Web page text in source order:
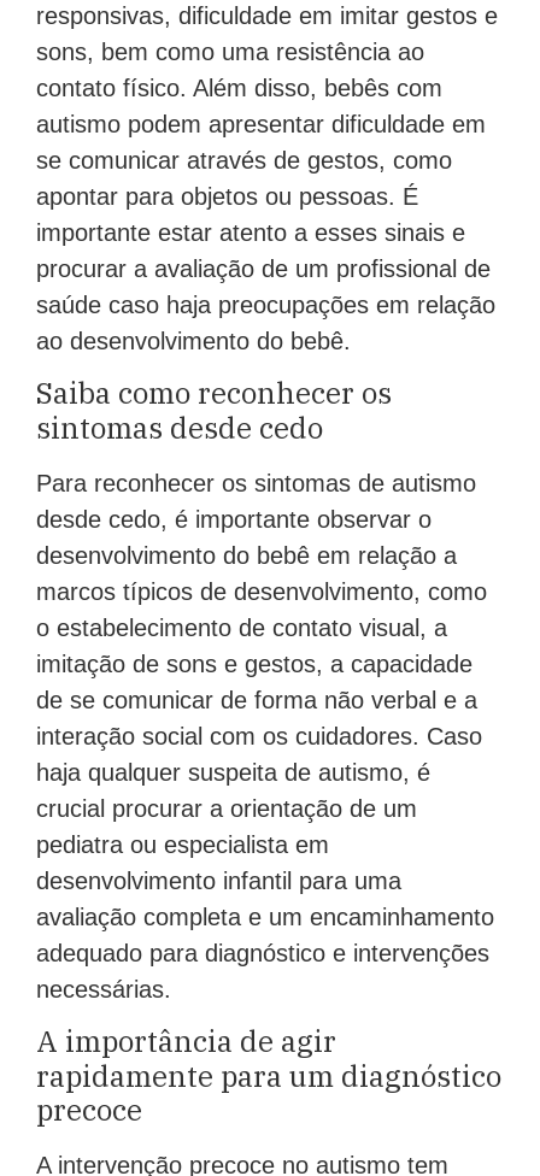
responsivas, dificuldade em imitar gestos e
sons, bem como uma resistência ao
contato físico. Além disso, bebês com
autismo podem apresentar dificuldade em
se comunicar através de gestos, como
apontar para objetos ou pessoas. É
importante estar atento a esses sinais e
procurar a avaliação de um profissional de
saúde caso haja preocupações em relação
ao desenvolvimento do bebê.
Saiba como reconhecer os
sintomas desde cedo
Para reconhecer os sintomas de autismo
desde cedo, é importante observar o
desenvolvimento do bebê em relação a
marcos típicos de desenvolvimento, como
o estabelecimento de contato visual, a
imitação de sons e gestos, a capacidade
de se comunicar de forma não verbal e a
interação social com os cuidadores. Caso
haja qualquer suspeita de autismo, é
crucial procurar a orientação de um
pediatra ou especialista em
desenvolvimento infantil para uma
avaliação completa e um encaminhamento
adequado para diagnóstico e intervenções
necessárias.
A importância de agir
rapidamente para um diagnóstico
precoce
A intervenção precoce no autismo tem